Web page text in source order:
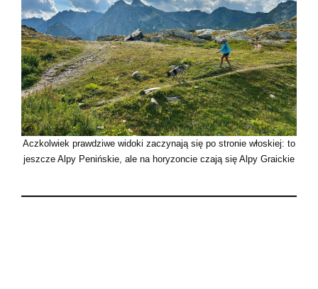
Aczkolwiek prawdziwe widoki zaczynają się po stronie włoskiej: to
jeszcze Alpy Penińskie, ale na horyzoncie czają się Alpy Graickie